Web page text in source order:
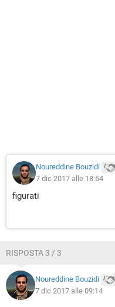
Noureddine Bouzidi
7 dic 2017 alle 18:54
figurati
RISPOSTA 3 / 3
Noureddine Bouzidi
7 dic 2017 alle 09:14